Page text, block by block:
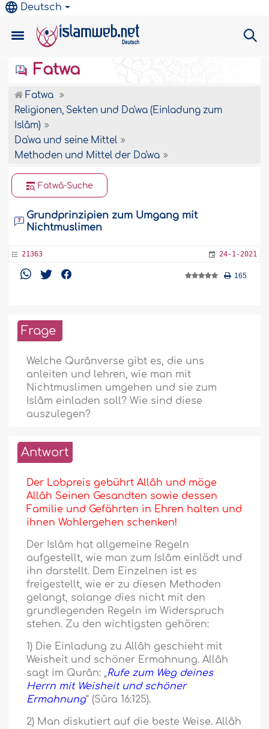
Deutsch
Fatwa
Fatwa
Religionen, Sekten und Da'wa (Einladung zum
Islâm)
Da'wa und seine Mittel
Methoden und Mittel der Da'wa
Fatwâ-Suche
Grundprinzipien zum Umgang mit
Nichtmuslimen
21363 24-1-2021
165
Frage
Welche Qurânverse gibt es, die uns
anleiten und lehren, wie man mit
Nichtmuslimen umgehen und sie zum
Islâm einladen soll? Wie sind diese
auszulegen?
Antwort
Der Lobpreis gebührt Allâh und möge
Allâh Seinen Gesandten sowie dessen
Familie und Gefährten in Ehren halten und
ihnen Wohlergehen schenken!
Der Islâm hat allgemeine Regeln
aufgestellt, wie man zum Islâm einlädt und
ihn darstellt. Dem Einzelnen ist es
freigestellt, wie er zu diesen Methoden
gelangt, solange dies nicht mit den
grundlegenden Regeln im Widerspruch
stehen. Zu den wichtigsten gehören:
1) Die Einladung zu Allâh geschieht mit
Weisheit und schöner Ermahnung. Allâh
sagt im Qurân: „Rufe zum Weg deines
Herrn mit Weisheit und schöner
Ermahnung“ (Sûra 16:125).
2) Man diskutiert auf die beste Weise. Allâh